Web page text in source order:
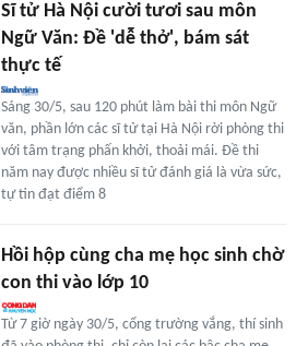
Sĩ tử Hà Nội cười tươi sau môn
Ngữ Văn: Đề 'dễ thở', bám sát
thực tế
Sáng 30/5, sau 120 phút làm bài thi môn Ngữ
văn, phần lớn các sĩ tử tại Hà Nội rời phòng thi
với tâm trạng phấn khởi, thoải mái. Đề thi
năm nay được nhiều sĩ tử đánh giá là vừa sức,
tự tin đạt điểm 8
Hồi hộp cùng cha mẹ học sinh chờ
con thi vào lớp 10
Từ 7 giờ ngày 30/5, cổng trường vắng, thí sinh